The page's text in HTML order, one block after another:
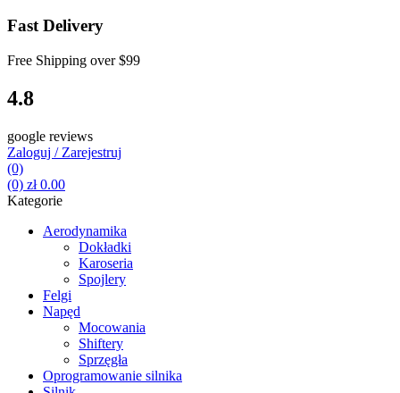
Fast Delivery
Free Shipping over$99
4.8
google reviews
Zaloguj / Zarejestruj
(0)
(0) zł0.00
Kategorie
Aerodynamika
Dokładki
Karoseria
Spojlery
Felgi
Napęd
Mocowania
Shiftery
Sprzęgła
Oprogramowanie silnika